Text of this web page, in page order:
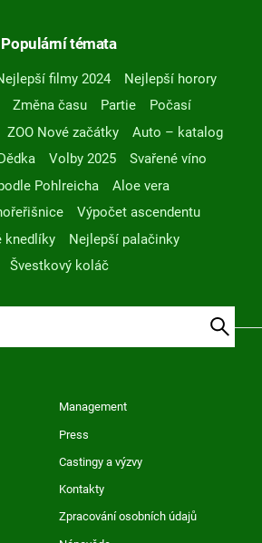
Populární témata
filmy 2024
Nejlepší horory
Změna času Partie
Počasí
ZOO Nové začátky
Auto – katalog
Volby 2025
Svařené víno
Pohlreicha
Aloe vera
Výpočet ascendentu
knedlíky
Nejlepší palačinky
Švestkový koláč
Management
Press
Castingy a výzvy
Kontakty
Zpracování osobních údajů